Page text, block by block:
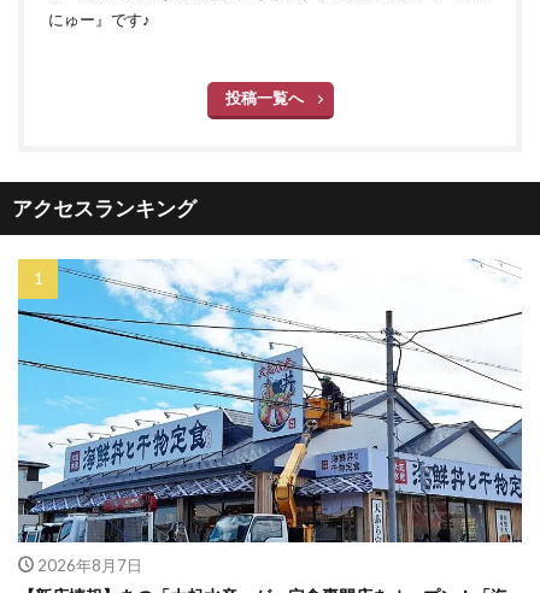
にゅー』です♪
投稿一覧へ
アクセスランキング
2026年8月7日